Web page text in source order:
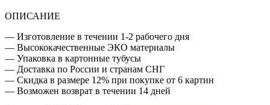
ОПИСАНИЕ
— Изготовление в течении 1-2 рабочего дня
— Высококачественные ЭКО материалы
— Упаковка в картонные тубусы
— Доставка по России и странам СНГ
— Скидка в размере 12% при покупке от 6 картин
— Возможен возврат в течении 14 дней